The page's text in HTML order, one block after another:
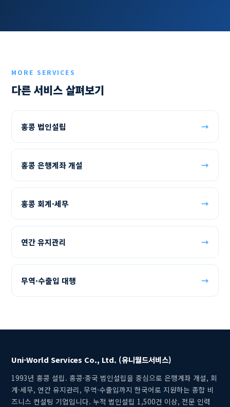
MORE SERVICES
다른 서비스 살펴보기
홍콩 법인설립 →
홍콩 은행계좌 개설 →
홍콩 회계·세무 →
연간 유지관리 →
무역·수출입 대행 →
Uni-World Services Co., Ltd. (유니월드서비스)
1993년 홍콩 설립. 홍콩·중국 법인설립을 중심으로 은행계좌 개설, 회
계·세무, 연간 유지관리, 무역·수출입까지 한국어로 지원하는 종합 비
즈니스 컨설팅 기업입니다. 누적 법인설립 1,500건 이상, 전문 인력